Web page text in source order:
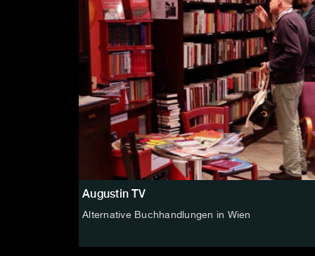
Augustin TV
Alternative Buchhandlungen in Wien